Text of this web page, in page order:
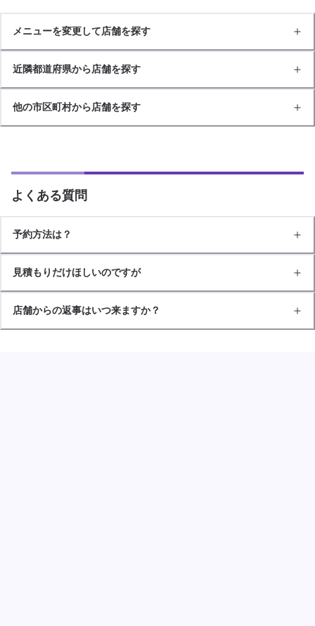
メニューを変更して店舗を探す
近隣都道府県から店舗を探す
他の市区町村から店舗を探す
よくある質問
予約方法は？
見積もりだけほしいのですが
店舗からの返事はいつ来ますか？